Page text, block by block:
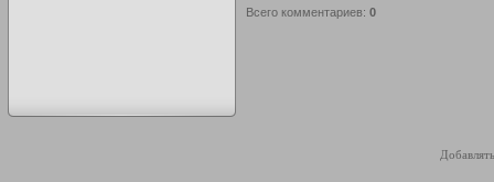
Всего комментариев: 0